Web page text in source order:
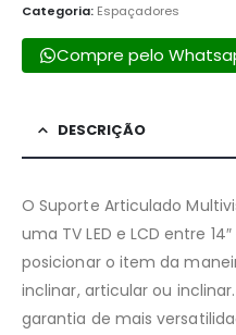
Categoria: Espaçadores
Compre pelo
DESCRIÇÃO
O Suporte Articulado
uma TV LED e LCD entre
posicionar o item da
inclinar, articular ou
garantia de mais